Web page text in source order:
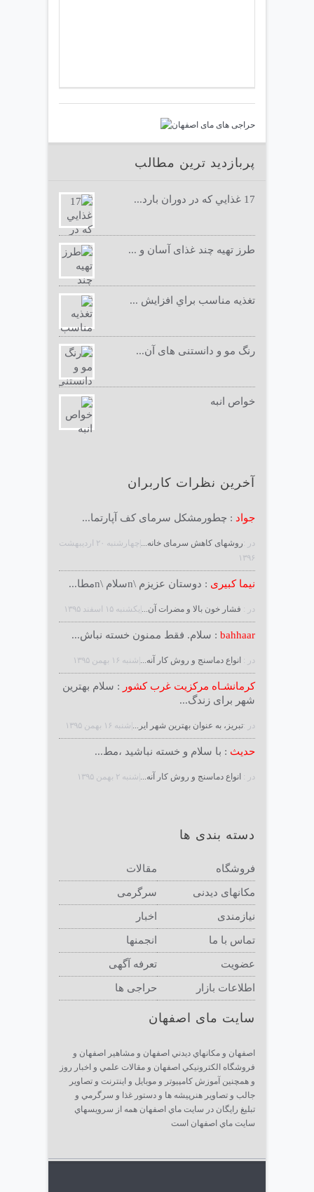
پربازدید ترین مطالب
17 غذايي كه در دوران بارد...
طرز تهیه چند غذای آسان و ...
تغذيه مناسب براي افزايش ...
رنگ مو و دانستنی های آن...
خواص انبه
آخرین نظرات کاربران
جواد : چطورمشکل سرمای کف آپارتما...
در :روشهای کاهش سرمای خانه...
|چهارشنبه ۲۰ ارديبهشت
۱۳۹۶
نیما کبیری : دوستان عزیزم \nسلام \nمطا...
در : فشار خون بالا و مضرات آن... |يكشنبه ۱۵ اسفند ۱۳۹۵
bahhaar : سلام. فقط ممنون خسته نباش...
در : انواع دماسنج و روش كار آنه... |شنبه ۱۶ بهمن ۱۳۹۵
کرمانشـاه مرکزیت غرب کشور : سلام بهترین
شهر برای زندگ...
در :تبریز، به عنوان بهترین شهر ایر... |شنبه ۱۶ بهمن ۱۳۹۵
حدیث : با سلام و خسته نباشید ،مط...
در : انواع دماسنج و روش كار آنه... |شنبه ۲ بهمن ۱۳۹۵
دسته بندی ها
مقالات فروشگاه
سرگرمی مکانهای دیدنی
اخبار نیازمندی
انجمنها تماس با ما
تعرفه آگهی عضویت
حراجی ها اطلاعات بازار
سایت مای اصفهان
اصفهان و مكانهاي ديدني اصفهان و مشاهير اصفهان و
فروشگاه الكترونيكي اصفهان و مقالات علمي و اخبار روز
و همچنين آموزش كامپيوتر و موبايل و اينترنت و تصاوير
جالب و تصاوير هنرپيشه ها و دستور غذا و سرگرمي و
تبليغ رايگان در سايت ماي اصفهان همه از سرويسهاي
سايت ماي اصفهان است